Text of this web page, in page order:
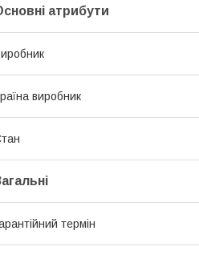
атрибути
виробник
термін